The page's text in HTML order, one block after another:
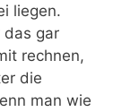
liegen.
das gar
rechnen,
die
man wie